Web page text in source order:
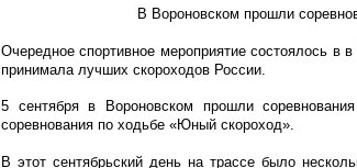
В Вороновском прошли
Очередное спортивное мероприятие состоялось в
принимала лучших скороходов России.
5 сентября в Вороновском прошли
соревнования по ходьбе «Юный скороход».
В этот сентябрьский день на трассе было